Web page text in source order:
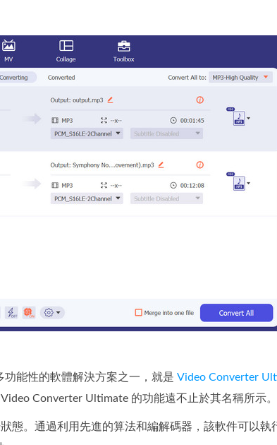
能性的軟體解決方案之一，就是 Video Converter
Converter Ultimate 的功能遠不止於其名稱所示。
態。通過利用先進的算法和編解碼器，該軟件可以執